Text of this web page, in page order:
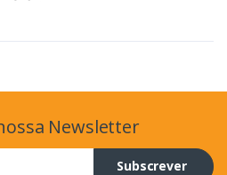
Newsletter
Subscrever